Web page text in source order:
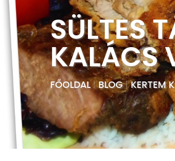
SÜLTES
KALÁCS
FŐOLDAL| BLOG|KERTEM